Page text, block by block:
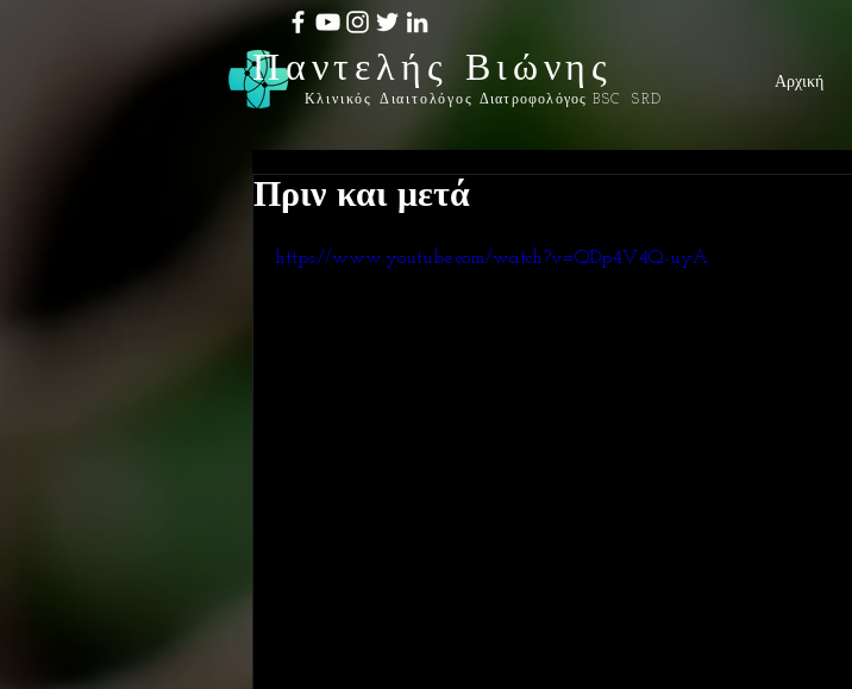
Αρχική
Παντελής Βιώνης
Κλινικός Διαιτολόγος Διατροφολόγος BSC SRD
Πριν και μετά
https://www.youtube.com/watch?v=QDp4V4Q-uyA